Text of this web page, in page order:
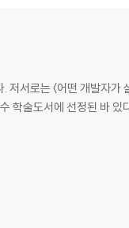
서로는 〈어떤 개발자가
학술도서에 선정된 바 있